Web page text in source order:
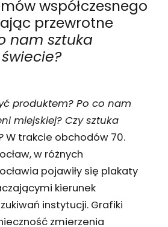
współczesnego
przewrotne
nam sztuka
produktem? Po co nam
miejskiej? Czy sztuka
W trakcie obchodów 70.
w różnych
pojawiły się plakaty
kierunek
instytucji. Grafiki
zmierzenia